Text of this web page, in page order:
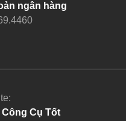
ngân hàng
Cụ Tốt